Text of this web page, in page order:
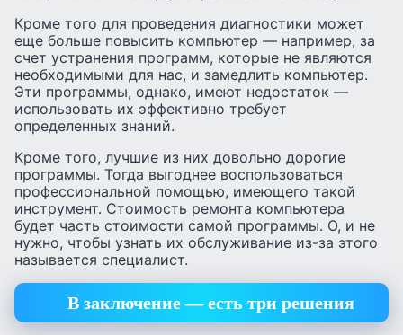
Кроме того для проведения диагностики может
еще больше повысить компьютер — например, за
счет устранения программ, которые не являются
необходимыми для нас, и замедлить компьютер.
Эти программы, однако, имеют недостаток —
использовать их эффективно требует
определенных знаний.
Кроме того, лучшие из них довольно дорогие
программы. Тогда выгоднее воспользоваться
профессиональной помощью, имеющего такой
инструмент. Стоимость ремонта компьютера
будет часть стоимости самой программы. О, и не
нужно, чтобы узнать их обслуживание из-за этого
называется специалист.
В заключение — есть три решения